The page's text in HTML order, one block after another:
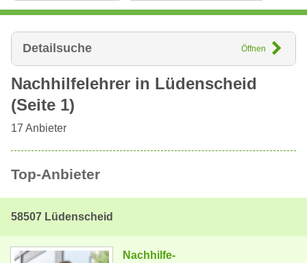
Detailsuche Öffnen
Nachhilfelehrer in Lüdenscheid
(Seite 1)
17 Anbieter
Top-Anbieter
58507 Lüdenscheid
Nachhilfe-